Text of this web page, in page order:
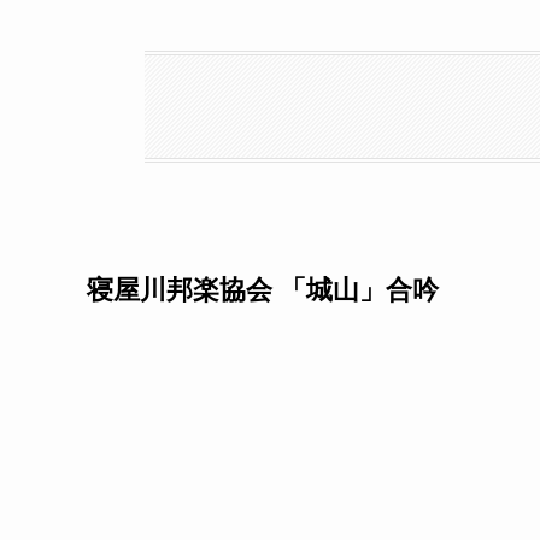
寝屋川邦楽協会 「城山」合吟